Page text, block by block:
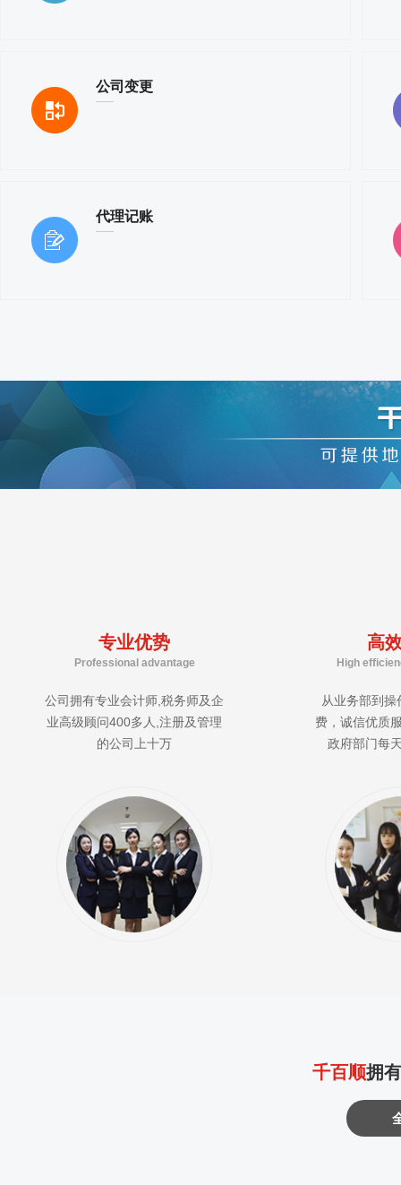
公司变更
代理记账
专业优势
Professional advantage
公司拥有专业会计师,税务师及企
业高级顾问400多人,注册及管理
的公司上十万
高
High
从业务部到操
费，诚信优质
政府部门每
千百顺拥有